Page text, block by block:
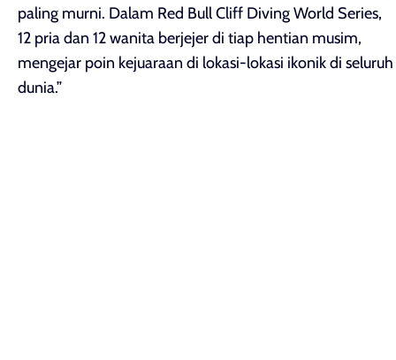
paling murni. Dalam Red Bull Cliff Diving World Series,
12 pria dan 12 wanita berjejer di tiap hentian musim,
mengejar poin kejuaraan di lokasi-lokasi ikonik di seluruh
dunia.”